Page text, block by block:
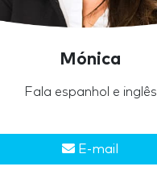
Mónica
Fala espanhol e inglês
E-mail